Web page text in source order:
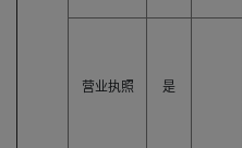
营业执照 是